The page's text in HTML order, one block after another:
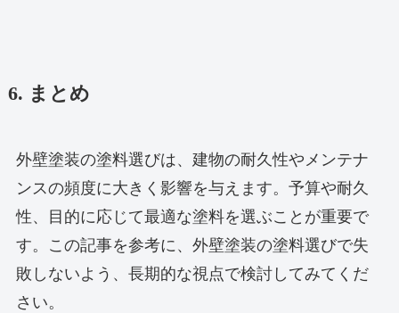
6. まとめ
外壁塗装の塗料選びは、建物の耐久性やメンテナ
ンスの頻度に大きく影響を与えます。予算や耐久
性、目的に応じて最適な塗料を選ぶことが重要で
す。この記事を参考に、外壁塗装の塗料選びで失
敗しないよう、長期的な視点で検討してみてくだ
さい。